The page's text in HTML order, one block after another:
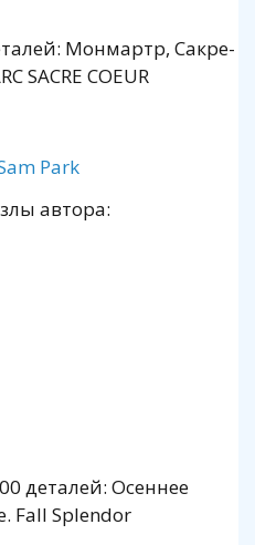
Монмартр, Сакре-
SACRE COEUR
Park
автора:
деталей: Осеннее
Fall Splendor